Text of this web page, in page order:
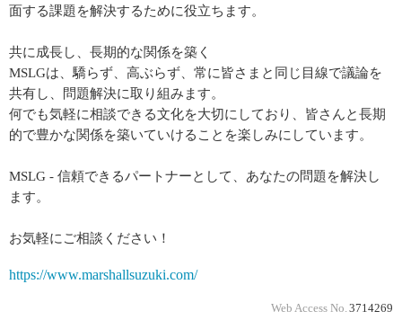
面する課題を解決するために役立ちます。
共に成長し、長期的な関係を築く
MSLGは、驕らず、高ぶらず、常に皆さまと同じ目線で議論を
共有し、問題解決に取り組みます。
何でも気軽に相談できる文化を大切にしており、皆さんと長期
的で豊かな関係を築いていけることを楽しみにしています。
MSLG - 信頼できるパートナーとして、あなたの問題を解決し
ます。
お気軽にご相談ください！
https://www.marshallsuzuki.com/
Web Access No. 3714269